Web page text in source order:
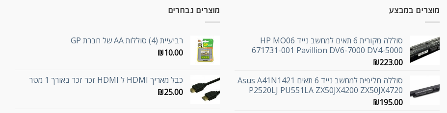
מוצרים במבצע
סוללה מקורית 6 תאים למחשב נייד HP MO06
671731-001 Pavillion DV6-7000 DV4-5000
₪223.00
סוללה חליפית למחשב נייד 6 תאים Asus A41N1421
P2520LJ PU551LA ZX50JX4200 ZX50JX4720
₪195.00
מוצרים נבחרים
רביעיית (4) סוללות AA של חברת GP
₪10.00
כבל מאריך HDMI ל HDMI זכר זכר באורך 1 מטר
₪25.00